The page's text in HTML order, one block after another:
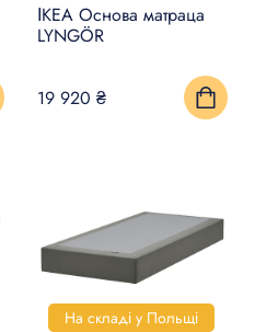
ІКЕА Основа матраца
LYNGÖR
19 920 ₴
На складі у Польщі